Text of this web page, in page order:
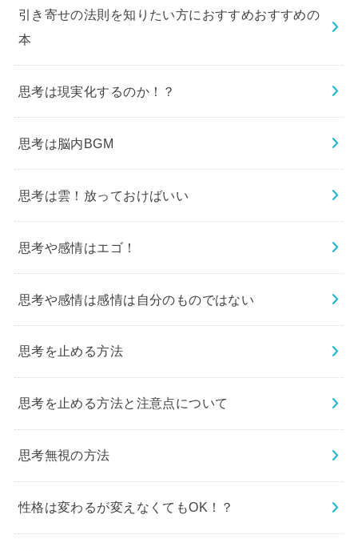
引き寄せの法則を知りたい方におすすめおすすめの
本
思考は現実化するのか！？
思考は脳内BGM
思考は雲！放っておけばいい
思考や感情はエゴ！
思考や感情は感情は自分のものではない
思考を止める方法
思考を止める方法と注意点について
思考無視の方法
性格は変わるが変えなくてもOK！？